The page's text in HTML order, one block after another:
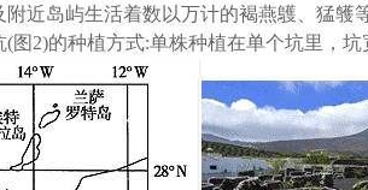
近岛屿生活着数以万计的褐燕鸌、猛鹱
图2)的种植方式:单株种植在单个坑里，